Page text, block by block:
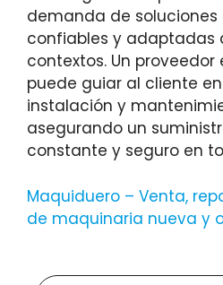
demanda de
confiables y adaptadas
contextos. Un
puede guiar al cliente
instalación y
asegurando un
constante y seguro en
Maquiduero – Venta,
de maquinaria nueva y